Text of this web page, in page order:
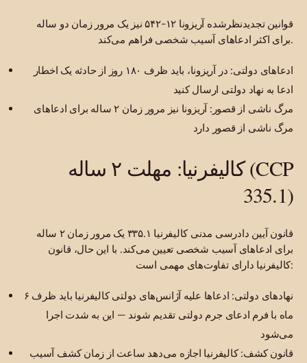
قوانین تجدیدنظرشده آریزونا ۱۲-۵۴۲ نیز یک مرور زمان دو ساله
برای اکثر ادعاهای آسیب شخصی فراهم می‌کند.
ادعاهای دولتی: در آریزونا، باید ظرف ۱۸۰ روز از حادثه یک اخطار
ادعا به نهاد دولتی ارسال کنید
مرگ ناشی از قصور: آریزونا نیز مرور زمان ۲ ساله برای ادعاهای
مرگ ناشی از قصور دارد
کالیفرنیا: مهلت ۲ ساله (CCP
335.1)
قانون آیین دادرسی مدنی کالیفرنیا ۳۳۵.۱ یک مرور زمان ۲ ساله
برای ادعاهای آسیب شخصی تعیین می‌کند. با این حال، قانون
کالیفرنیا دارای تفاوت‌های مهمی است:
نهادهای دولتی: ادعاها علیه آژانس‌های دولتی کالیفرنیا باید ظرف ۶
ماه با فرم ادعای جرم دولتی تقدیم شوند — این به شدت اجرا
می‌شود
قانون کشف: کالیفرنیا اجازه می‌دهد ساعت از زمان کشف آسیب